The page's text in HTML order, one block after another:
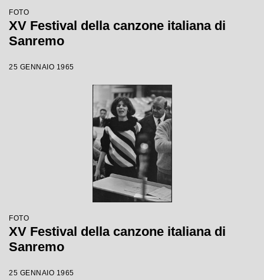
FOTO
XV Festival della canzone italiana di
Sanremo
25 GENNAIO 1965
FOTO
XV Festival della canzone italiana di
Sanremo
25 GENNAIO 1965